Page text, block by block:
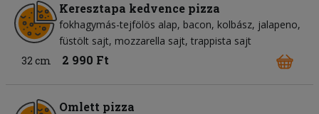
Keresztapa kedvence pizza
fokhagymás-tejfölös alap bacon kolbász jalapeno
füstölt sajt mozzarella sajt trappista sajt
32 cm
2 990 Ft
Omlett pizza